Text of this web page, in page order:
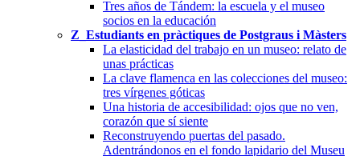
Tres años de Tándem: la escuela y el museo
socios en la educación
Z_Estudiants en pràctiques de Postgraus i Màsters
La elasticidad del trabajo en un museo: relato de
unas prácticas
La clave flamenca en las colecciones del museo:
tres vírgenes góticas
Una historia de accesibilidad: ojos que no ven,
corazón que sí siente
Reconstruyendo puertas del pasado.
Adentrándonos en el fondo lapidario del Museu